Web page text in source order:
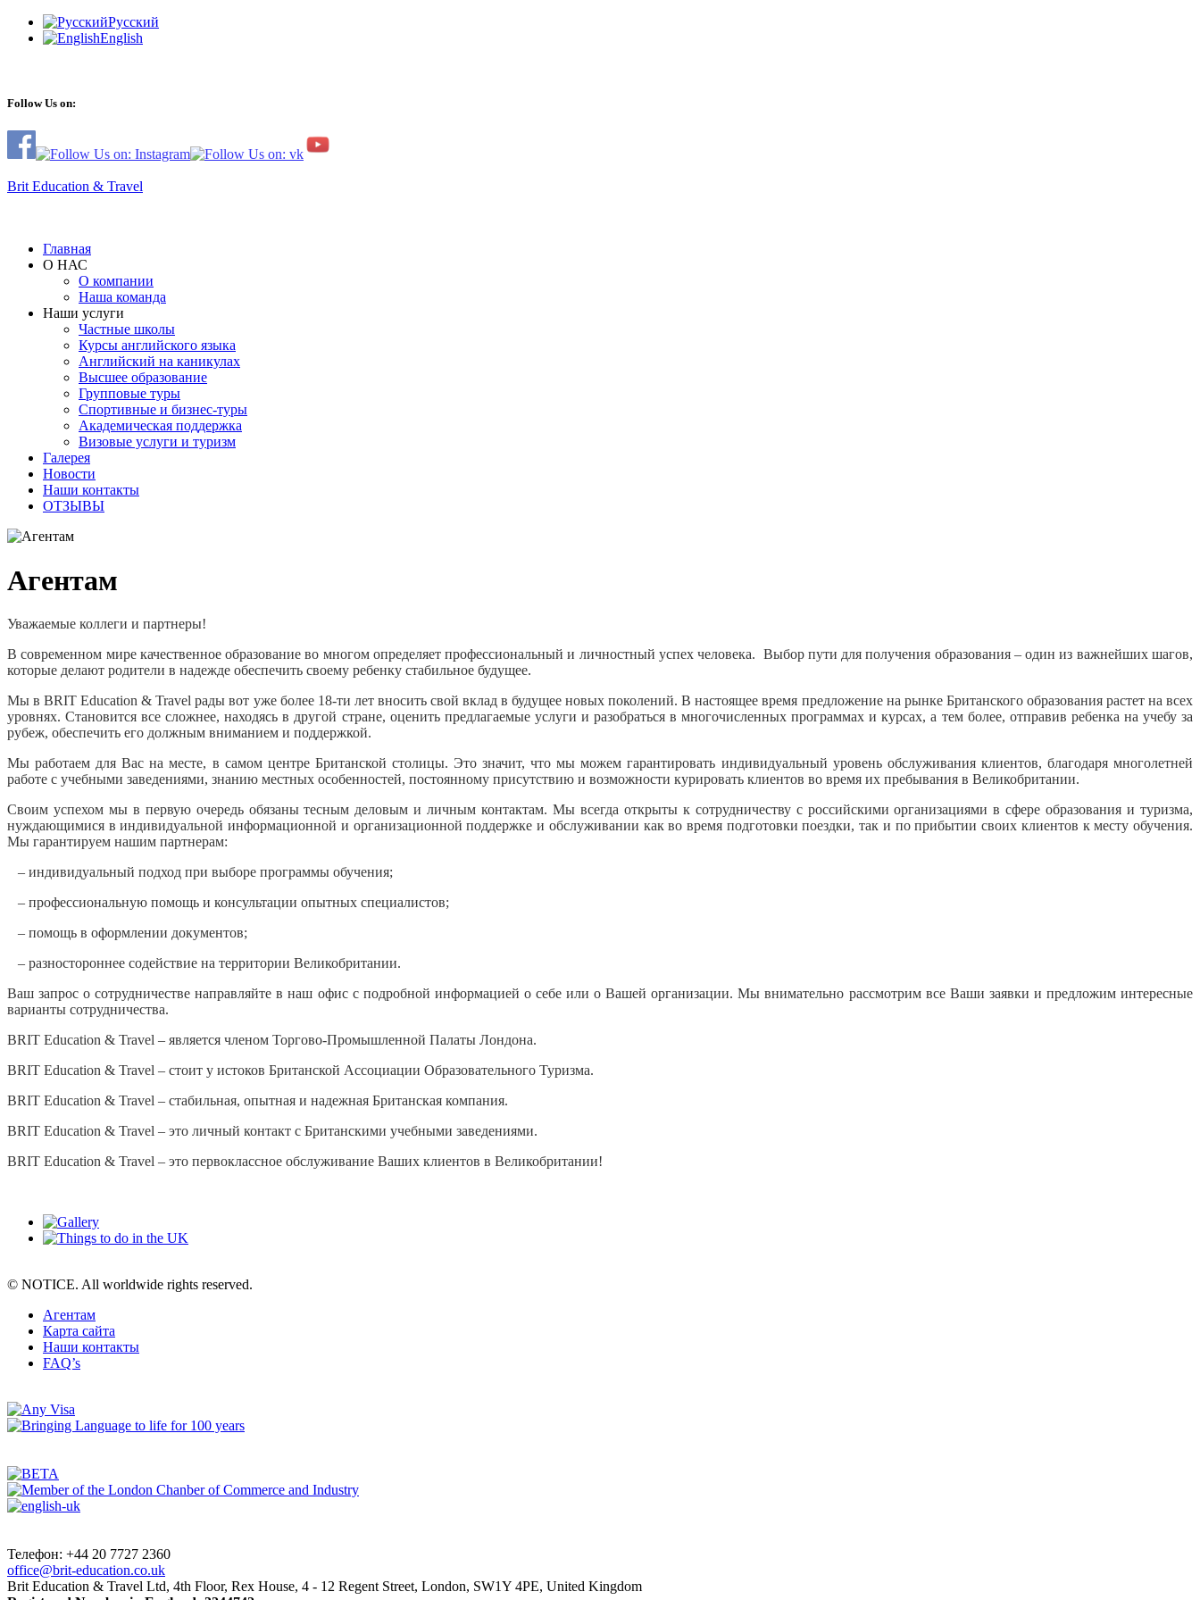
Русский
English
Follow Us on:
Brit Education & Travel
Главная
О НАС
О компании
Наша команда
Наши услуги
Частные школы
Курсы английского языка
Английский на каникулах
Высшее образование
Групповые туры
Спортивные и бизнес-туры
Академическая поддержка
Визовые услуги и туризм
Галерея
Новости
Наши контакты
ОТЗЫВЫ
Агентам
Уважаемые коллеги и партнеры!
В современном мире качественное образование во многом определяет профессиональный и личностный успех человека. Выбор пути для получения образования – один из важнейших шагов,
которые делают родители в надежде обеспечить своему ребенку стабильное будущее.
Мы в BRIT Education & Travel рады вот уже более 18-ти лет вносить свой вклад в будущее новых поколений. В настоящее время предложение на рынке Британского образования растет на всех
уровнях. Становится все сложнее, находясь в другой стране, оценить предлагаемые услуги и разобраться в многочисленных программах и курсах, а тем более, отправив ребенка на учебу за
рубеж, обеспечить его должным вниманием и поддержкой.
Мы работаем для Вас на месте, в самом центре Британской столицы. Это значит, что мы можем гарантировать индивидуальный уровень обслуживания клиентов, благодаря многолетней
работе с учебными заведениями, знанию местных особенностей, постоянному присутствию и возможности курировать клиентов во время их пребывания в Великобритании.
Своим успехом мы в первую очередь обязаны тесным деловым и личным контактам. Мы всегда открыты к сотрудничеству с российскими организациями в сфере образования и туризма,
нуждающимися в индивидуальной информационной и организационной поддержке и обслуживании как во время подготовки поездки, так и по прибытии своих клиентов к месту обучения.
Мы гарантируем нашим партнерам:
– индивидуальный подход при выборе программы обучения;
– профессиональную помощь и консультации опытных специалистов;
– помощь в оформлении документов;
– разностороннее содействие на территории Великобритании.
Ваш запрос о сотрудничестве направляйте в наш офис с подробной информацией о себе или о Вашей организации. Мы внимательно рассмотрим все Ваши заявки и предложим интересные
варианты сотрудничества.
BRIT Education & Travel – является членом Торгово-Промышленной Палаты Лондона.
BRIT Education & Travel – стоит у истоков Британской Ассоциации Образовательного Туризма.
BRIT Education & Travel – стабильная, опытная и надежная Британская компания.
BRIT Education & Travel – это личный контакт с Британскими учебными заведениями.
BRIT Education & Travel – это первоклассное обслуживание Ваших клиентов в Великобритании!
© NOTICE. All worldwide rights reserved.
Агентам
Карта сайта
Наши контакты
FAQ’s
Телефон: +44 20 7727 2360
office@brit-education.co.uk
Brit Education & Travel Ltd, 4th Floor, Rex House, 4 - 12 Regent Street, London, SW1Y 4PE, United Kingdom